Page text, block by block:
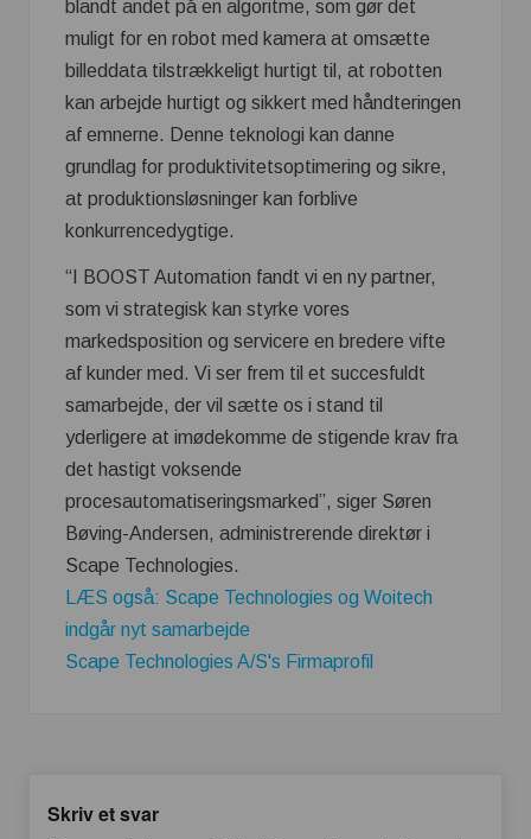
blandt andet på en algoritme, som gør det
muligt for en robot med kamera at omsætte
billeddata tilstrækkeligt hurtigt til, at robotten
kan arbejde hurtigt og sikkert med håndteringen
af emnerne. Denne teknologi kan danne
grundlag for produktivitetsoptimering og sikre,
at produktionsløsninger kan forblive
konkurrencedygtige.
“I BOOST Automation fandt vi en ny partner,
som vi strategisk kan styrke vores
markedsposition og servicere en bredere vifte
af kunder med. Vi ser frem til et succesfuldt
samarbejde, der vil sætte os i stand til
yderligere at imødekomme de stigende krav fra
det hastigt voksende
procesautomatiseringsmarked”, siger Søren
Bøving-Andersen, administrerende direktør i
Scape Technologies.
LÆS også: Scape Technologies og Woitech
indgår nyt samarbejde
Scape Technologies A/S's Firmaprofil
Skriv et svar